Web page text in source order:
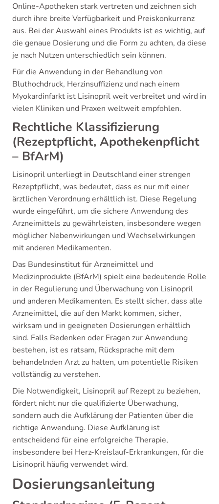
Online-Apotheken stark vertreten und zeichnen sich
durch ihre breite Verfügbarkeit und Preiskonkurrenz
aus. Bei der Auswahl eines Produkts ist es wichtig, auf
die genaue Dosierung und die Form zu achten, da diese
je nach Nutzen unterschiedlich sein können.
Für die Anwendung in der Behandlung von
Bluthochdruck, Herzinsuffizienz und nach einem
Myokardinfarkt ist Lisinopril weit verbreitet und wird in
vielen Kliniken und Praxen weltweit empfohlen.
Rechtliche Klassifizierung
(Rezeptpflicht, Apothekenpflicht
– BfArM)
Lisinopril unterliegt in Deutschland einer strengen
Rezeptpflicht, was bedeutet, dass es nur mit einer
ärztlichen Verordnung erhältlich ist. Diese Regelung
wurde eingeführt, um die sichere Anwendung des
Arzneimittels zu gewährleisten, insbesondere wegen
möglicher Nebenwirkungen und Wechselwirkungen
mit anderen Medikamenten.
Das Bundesinstitut für Arzneimittel und
Medizinprodukte (BfArM) spielt eine bedeutende Rolle
in der Regulierung und Überwachung von Lisinopril
und anderen Medikamenten. Es stellt sicher, dass alle
Arzneimittel, die auf den Markt kommen, sicher,
wirksam und in geeigneten Dosierungen erhältlich
sind. Falls Bedenken oder Fragen zur Anwendung
bestehen, ist es ratsam, Rücksprache mit dem
behandelnden Arzt zu halten, um potentielle Risiken
vollständig zu verstehen.
Die Notwendigkeit, Lisinopril auf Rezept zu beziehen,
fördert nicht nur die qualifizierte Überwachung,
sondern auch die Aufklärung der Patienten über die
richtige Anwendung. Diese Aufklärung ist
entscheidend für eine erfolgreiche Therapie,
insbesondere bei Herz-Kreislauf-Erkrankungen, für die
Lisinopril häufig verwendet wird.
Dosierungsanleitung